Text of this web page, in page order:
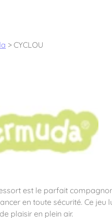
de jeux &
> CYCLOU
est le parfait
en toute sécurité. Ce
plaisir en plein air.